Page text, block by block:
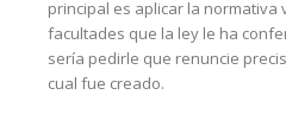
principal es aplicar la normativa
facultades que la ley le ha
sería pedirle que renuncie
cual fue creado.